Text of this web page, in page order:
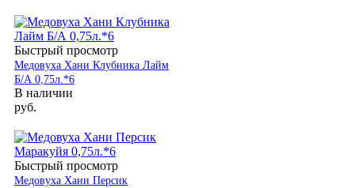
Быстрый просмотр
Медовуха Хани Клубника Лайм
Б/А 0,75л.*6
В наличии
руб.
Быстрый просмотр
Медовуха Хани Персик